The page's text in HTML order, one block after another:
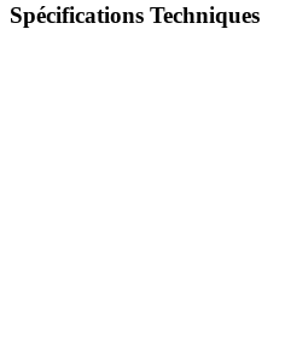
Spécifications Techniques